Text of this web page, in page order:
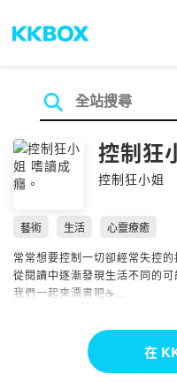
控制狂
控制狂小姐
藝術 生活
心靈療癒
常常想要控制一切卻經常失控的
從閱讀中逐漸發現生活不同的可
我們一起來漂書吧☕
“當我不得不得待在人生某處，
希望我們能一起透過閱讀，翺
在